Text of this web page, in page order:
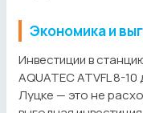
Экономика и
Инвестиции в
AQUATEC ATVFL 8-
Луцке — это не